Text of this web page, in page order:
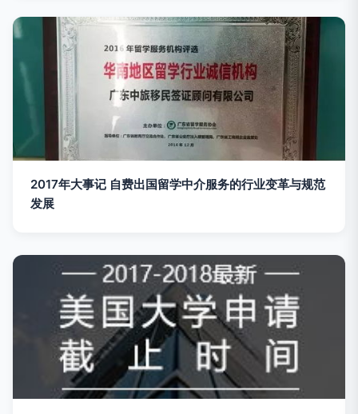
2017年大事记 自费出国留学中介服务的行业变革与规范
发展